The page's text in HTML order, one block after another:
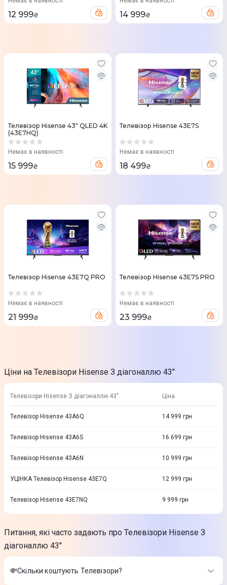
12 999₴ 14 999₴
Телевізор Hisense 43" QLED 4K
(43E7HQ)
Немає в наявності
15 999₴
Телевізор Hisense 43E7S
Немає в наявності
18 499₴
Телевізор Hisense 43E7Q PRO
Немає в наявності
21 999₴
Телевізор Hisense 43E7S PRO
Немає в наявності
23 999₴
Ціни на Телевізори Hisense З діагоналлю 43"
Телевізори Hisense З діагоналлю 43" Ціна
Телевізор Hisense 43A6Q 14 999 грн
Телевізор Hisense 43A6S 16 699 грн
Телевізор Hisense 43A6N 10 999 грн
УЦІНКА Телевізор Hisense 43E7Q 12 999 грн
Телевізор Hisense 43E7NQ 9 999 грн
Питання, які часто задають про Телевізори Hisense З
діагоналлю 43"
💸Скільки коштують Телевізори?